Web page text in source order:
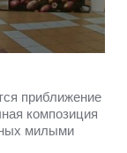
приближение
композиция
милыми